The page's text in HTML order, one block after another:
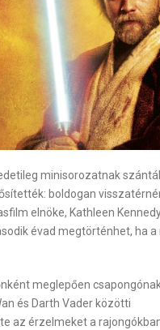
minisorozatnak
boldogan
elnöke, Kathleen
évad megtörténhet, ha a
meglepően
és Darth Vader közötti
az érzelmeket a